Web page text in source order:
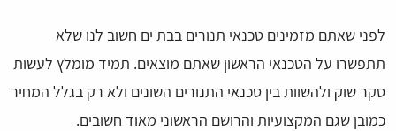
לפני שאתם מזמינים טכנאי תנורים בבת ים חשוב לנו שלא
תתפשרו על הטכנאי הראשון שאתם מוצאים. תמיד מומלץ לעשות
סקר שוק ולהשוות בין טכנאי התנורים השונים ולא רק בגלל המחיר
כמובן שגם המקצועיות והרושם הראשוני מאוד חשובים.